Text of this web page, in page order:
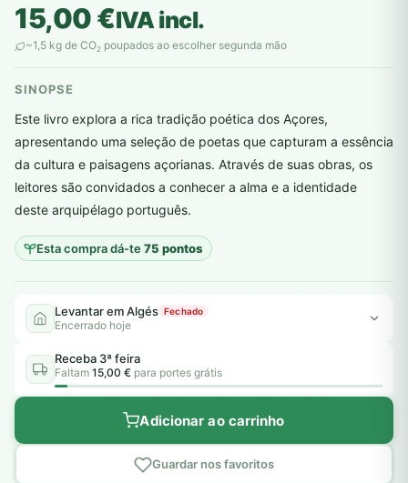
15,00€IVA incl.
~1,5 kg de CO2 poupados ao escolher segunda mão
SINOPSE
Este livro explora a rica tradição poética dos Açores,
apresentando uma seleção de poetas que capturam a essência
da cultura e paisagens açorianas. Através de suas obras, os
leitores são convidados a conhecer a alma e a identidade
deste arquipélago português.
Esta compra dá-te75 pontos
plantar árvores reais
Levantar em Algés Fechado
Encerrado hoje
Receba 3ª feira
Faltam 15,00 € para portes grátis
Adicionar ao carrinho
Guardar nos favoritos